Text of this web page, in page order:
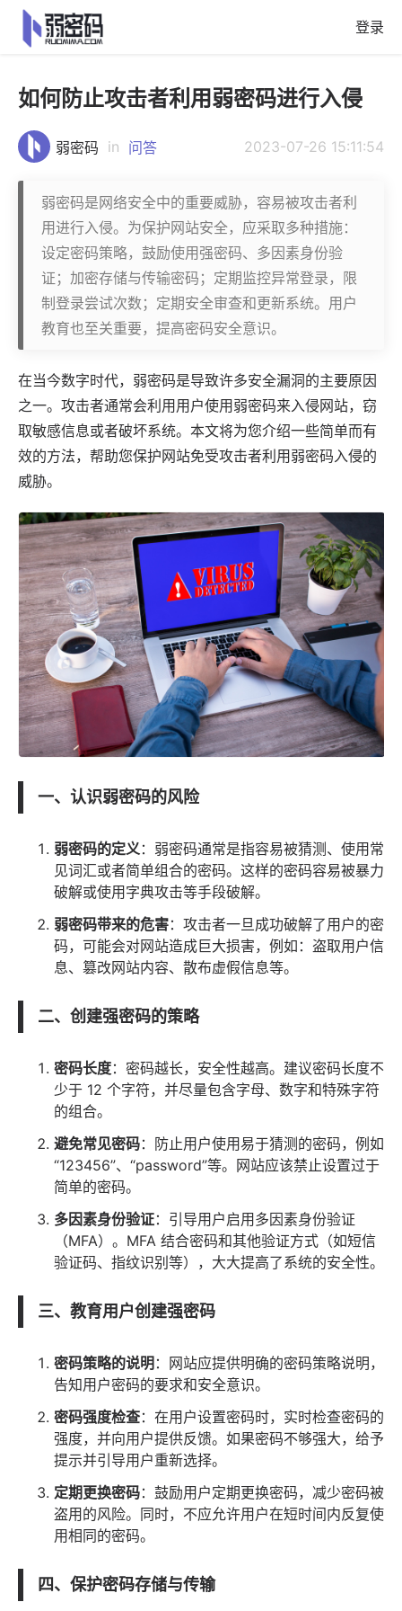
登录
如何防止攻击者利用弱密码进行入侵
弱密码 in 问答 2023-07-26 15:11:54
弱密码是网络安全中的重要威胁，容易被攻击者利
用进行入侵。为保护网站安全，应采取多种措施：
设定密码策略，鼓励使用强密码、多因素身份验
证；加密存储与传输密码；定期监控异常登录，限
制登录尝试次数；定期安全审查和更新系统。用户
教育也至关重要，提高密码安全意识。
在当今数字时代， 弱密码是导致许多安全漏洞的主要原因
之一。攻击者通常会利用用户使用弱密码来入侵网站，窃
取敏感信息或者破坏系统。本文将为您介绍一些简单而有
效的方法，帮助您保护网站免受攻击者利用弱密码入侵的
威胁。
一、认识弱密码的风险
弱密码的定义：弱密码通常是指容易被猜测、使用常
见词汇或者简单组合的密码。这样的密码容易被暴力
破解或使用字典攻击等手段破解。
弱密码带来的危害：攻击者一旦成功破解了用户的密
码，可能会对网站造成巨大损害，例如：盗取用户信
息、篡改网站内容、散布虚假信息等。
二、创建强密码的策略
密码长度：密码越长，安全性越高。建议密码长度不
少于 12 个字符，并尽量包含字母、数字和特殊字符
的组合。
避免常见密码：防止用户使用易于猜测的密码，例如
“123456”、“password”等。网站应该禁止设置过于
简单的密码。
多因素身份验证：引导用户启用多因素身份验证
（MFA）。MFA 结合密码和其他验证方式（如短信
验证码、指纹识别等），大大提高了系统的安全性。
三、教育用户创建强密码
密码策略的说明 ：网站应提供明确的密码策略说明，
告知用户密码的要求和安全意识。
密码强度检查：在用户设置密码时，实时检查密码的
强度，并向用户提供反馈。如果密码不够强大，给予
提示并引导用户重新选择。
定期更换密码：鼓励用户定期更换密码，减少密码被
盗用的风险。同时，不应允许用户在短时间内反复使
用相同的密码。
四、保护密码存储与传输